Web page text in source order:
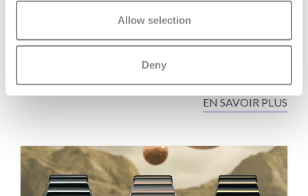
Allow selection
Deny
superstar britannique du design industriel. Avec son
boîtier repensé en PVD couleur or jaune et son bracelet
en caoutchouc extravagant, cette DiaStar Original ne
manquera pas d’attirer tous les regards…
EN SAVOIR PLUS